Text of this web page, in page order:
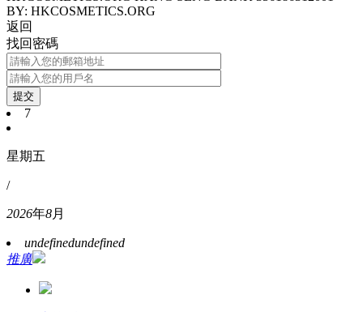
BY: HKCOSMETICS.ORG
返回
找回密碼
提交
7
星期五
/
2026年8月
undefinedundefined
推廣